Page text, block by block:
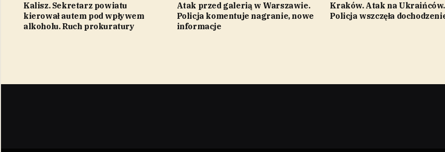
Kalisz. Sekretarz powiatu
kierował autem pod wpływem
alkoholu. Ruch prokuratury
Atak przed galerią w Warszawie.
Policja komentuje nagranie, nowe
informacje
Kraków. Atak na Ukraińców.
Policja wszczęła